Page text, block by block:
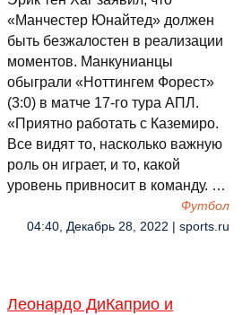
«Манчестер Юнайтед» должен
быть безжалостен в реализации
моментов. Манкунианцы
обыграли «Ноттингем Форест»
(3:0) в матче 17-го тура АПЛ.
«Приятно работать с Каземиро.
Все видят то, насколько важную
роль он играет, и то, какой
уровень привносит в команду. …
Футбол
04:40, Декабрь 28, 2022 | sports.ru
Леонардо ДиКаприо и